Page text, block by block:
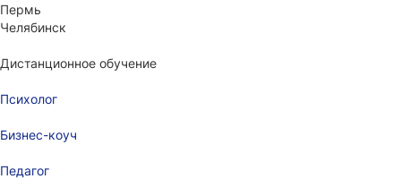
Пермь
Челябинск
Дистанционное обучение
Психолог
Бизнес-коуч
Педагог